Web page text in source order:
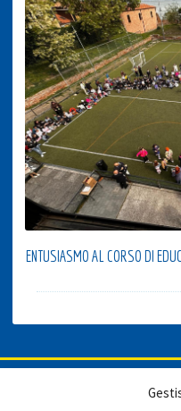
ENTUSIASMO AL CORSO DI